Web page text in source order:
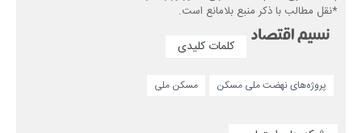
*نقل مطالب با ذکر منبع بلامانع است.
کلمات کلیدی
پروژه‌های نهضت ملی مسکن مسکن ملی